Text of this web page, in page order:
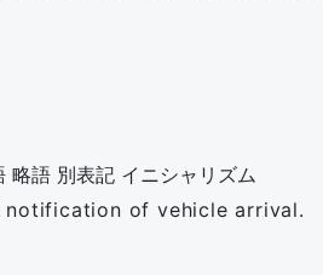
略語 別表記 イニシャリズム
notification of vehicle arrival.